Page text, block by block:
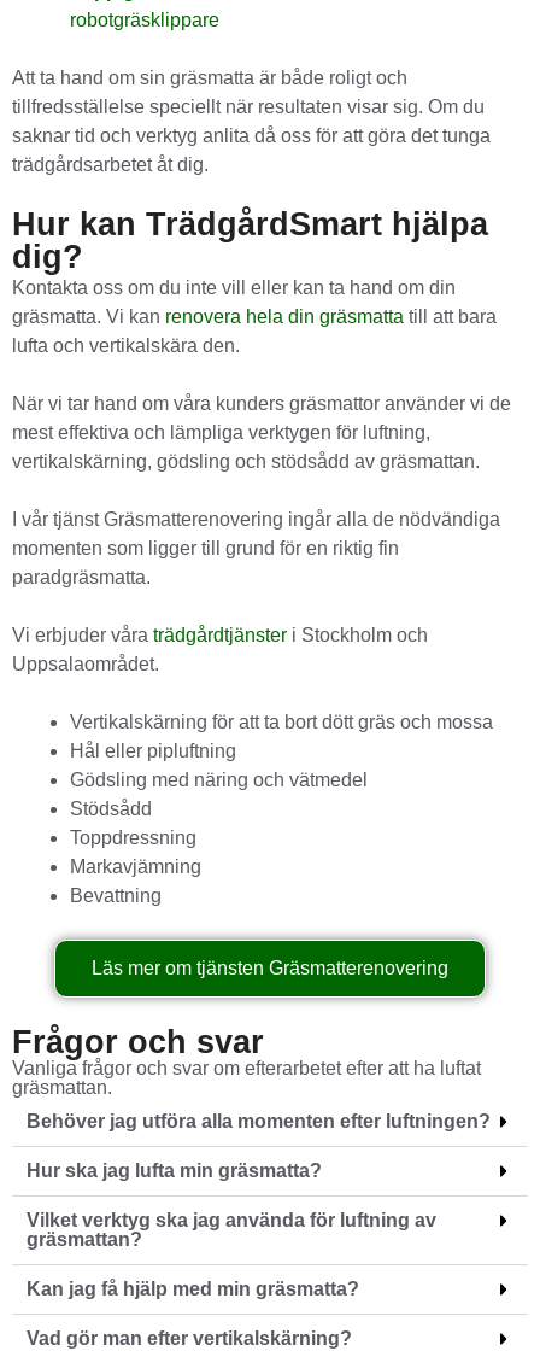
robotgräsklippare
Att ta hand om sin gräsmatta är både roligt och
tillfredsställelse speciellt när resultaten visar sig. Om du
saknar tid och verktyg anlita då oss för att göra det tunga
trädgårdsarbetet åt dig.
Hur kan TrädgårdSmart hjälpa
dig?
Kontakta oss om du inte vill eller kan ta hand om din
gräsmatta. Vi kan renovera hela din gräsmatta till att bara
lufta och vertikalskära den.
När vi tar hand om våra kunders gräsmattor använder vi de
mest effektiva och lämpliga verktygen för luftning,
vertikalskärning, gödsling och stödsådd av gräsmattan.
I vår tjänst Gräsmatterenovering ingår alla de nödvändiga
momenten som ligger till grund för en riktig fin
paradgräsmatta.
Vi erbjuder våra trädgårdtjänster i Stockholm och
Uppsalaområdet.
Vertikalskärning för att ta bort dött gräs och mossa
Hål eller pipluftning
Gödsling med näring och vätmedel
Stödsådd
Toppdressning
Markavjämning
Bevattning
Läs mer om tjänsten Gräsmatterenovering
Frågor och svar
Vanliga frågor och svar om efterarbetet efter att ha luftat
gräsmattan.
Behöver jag utföra alla momenten efter luftningen?
Hur ska jag lufta min gräsmatta?
Vilket verktyg ska jag använda för luftning av
gräsmattan?
Kan jag få hjälp med min gräsmatta?
Vad gör man efter vertikalskärning?